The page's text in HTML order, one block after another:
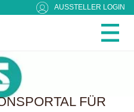
AUSSTELLER LOGIN
FÜR